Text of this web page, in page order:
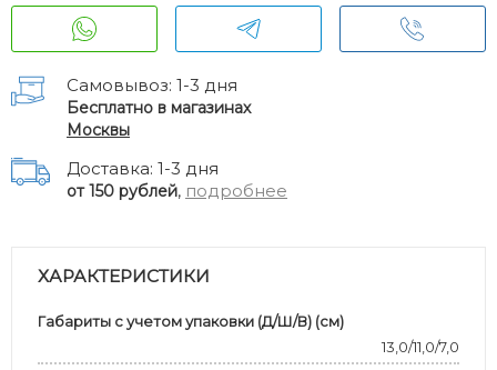
Самовывоз: 1-3 дня
Бесплатно в магазинах
Москвы
Доставка: 1-3 дня
от 150 рублей, подробнее
ХАРАКТЕРИСТИКИ
Габариты с учетом упаковки (Д/Ш/В) (см)
13,0/11,0/7,0